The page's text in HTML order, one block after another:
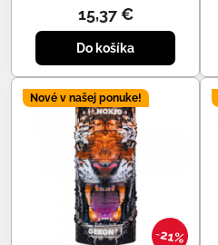
15,37 €
Do košíka
21%
Nové v našej ponuke!